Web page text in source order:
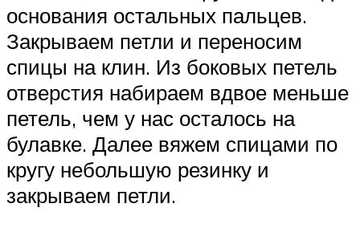
основания остальных пальцев.
Закрываем петли и переносим
спицы на клин. Из боковых петель
отверстия набираем вдвое меньше
петель, чем у нас осталось на
булавке. Далее вяжем спицами по
кругу небольшую резинку и
закрываем петли.